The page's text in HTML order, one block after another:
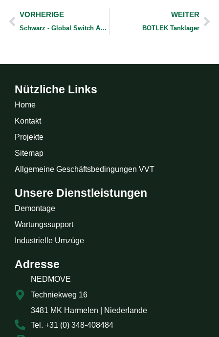
Prev
VORHERIGE
Schwarz - Global Switch Amsterdam
WEITER
BOTLEK Tanklager
Nützliche Links
Home
Kontakt
Projekte
Sitemap
Allgemeine Geschäftsbedingungen VVT
Unsere Dienstleistungen
Demontage
Wartungssupport
Industrielle Umzüge
Adresse
NEDMOVE
Techniekweg 16
3481 MK Harmelen | Niederlande
Tel. +31 (0) 348-408484